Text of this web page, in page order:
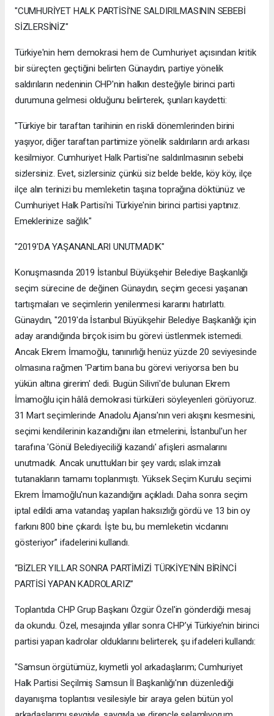
"CUMHURİYET HALK PARTİSİ'NE SALDIRILMASININ SEBEBİ
SİZLERSİNİZ"
Türkiye'nin hem demokrasi hem de Cumhuriyet açısından kritik
bir süreçten geçtiğini belirten Günaydın, partiye yönelik
saldırıların nedeninin CHP'nin halkın desteğiyle birinci parti
durumuna gelmesi olduğunu belirterek, şunları kaydetti:
"Türkiye bir taraftan tarihinin en riskli dönemlerinden birini
yaşıyor, diğer taraftan partimize yönelik saldırıların ardı arkası
kesilmiyor. Cumhuriyet Halk Partisi'ne saldırılmasının sebebi
sizlersiniz. Evet, sizlersiniz çünkü siz belde belde, köy köy, ilçe
ilçe alın terinizi bu memleketin taşına toprağına döktünüz ve
Cumhuriyet Halk Partisi'ni Türkiye'nin birinci partisi yaptınız.
Emeklerinize sağlık."
"2019'DA YAŞANANLARI UNUTMADIK"
Konuşmasında 2019 İstanbul Büyükşehir Belediye Başkanlığı
seçim sürecine de değinen Günaydın, seçim gecesi yaşanan
tartışmaları ve seçimlerin yenilenmesi kararını hatırlattı.
Günaydın, "2019'da İstanbul Büyükşehir Belediye Başkanlığı için
aday arandığında birçok isim bu görevi üstlenmek istemedi.
Ancak Ekrem İmamoğlu, tanınırlığı henüz yüzde 20 seviyesinde
olmasına rağmen 'Partim bana bu görevi veriyorsa ben bu
yükün altına girerim' dedi. Bugün Silivri'de bulunan Ekrem
İmamoğlu için hâlâ demokrasi türküleri söyleyenleri görüyoruz.
31 Mart seçimlerinde Anadolu Ajansı'nın veri akışını kesmesini,
seçimi kendilerinin kazandığını ilan etmelerini, İstanbul'un her
tarafına 'Gönül Belediyeciliği kazandı' afişleri asmalarını
unutmadık. Ancak unuttukları bir şey vardı; ıslak imzalı
tutanakların tamamı toplanmıştı. Yüksek Seçim Kurulu seçimi
Ekrem İmamoğlu'nun kazandığını açıkladı. Daha sonra seçim
iptal edildi ama vatandaş yapılan haksızlığı gördü ve 13 bin oy
farkını 800 bine çıkardı. İşte bu, bu memleketin vicdanını
gösteriyor” ifadelerini kullandı.
“BİZLER YILLAR SONRA PARTİMİZİ TÜRKİYE'NİN BİRİNCİ
PARTİSİ YAPAN KADROLARIZ”
Toplantıda CHP Grup Başkanı Özgür Özel'in gönderdiği mesaj
da okundu. Özel, mesajında yıllar sonra CHP’yi Türkiye’nin birinci
partisi yapan kadrolar olduklarını belirterek, şu ifadeleri kullandı:
"Samsun örgütümüz, kıymetli yol arkadaşlarım; Cumhuriyet
Halk Partisi Seçilmiş Samsun İl Başkanlığı'nın düzenlediği
dayanışma toplantısı vesilesiyle bir araya gelen bütün yol